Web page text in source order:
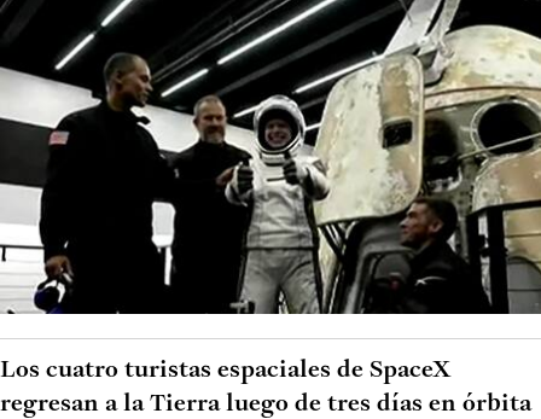
Los cuatro turistas espaciales de SpaceX
regresan a la Tierra luego de tres días en órbita